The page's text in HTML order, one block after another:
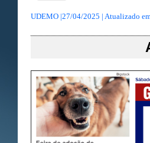
UDEMO |27/04/2025 | Atualizado